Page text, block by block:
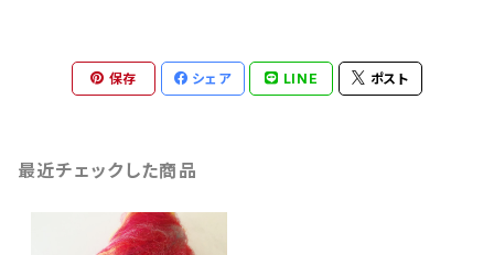
保存 シェア LINE ポスト
最近チェックした商品